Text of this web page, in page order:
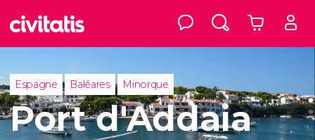
Espagne Baléares Minorque
Port d'Addaia